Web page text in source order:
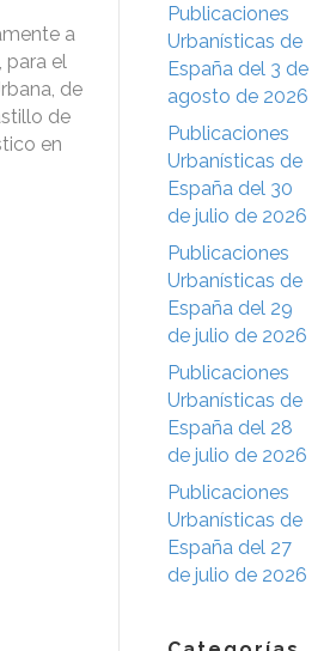
a
para el
de
de
en
Publicaciones
Urbanísticas de
España del 3 de
agosto de 2026
Publicaciones
Urbanísticas de
España del 30
de julio de 2026
Publicaciones
Urbanísticas de
España del 29
de julio de 2026
Publicaciones
Urbanísticas de
España del 28
de julio de 2026
Publicaciones
Urbanísticas de
España del 27
de julio de 2026